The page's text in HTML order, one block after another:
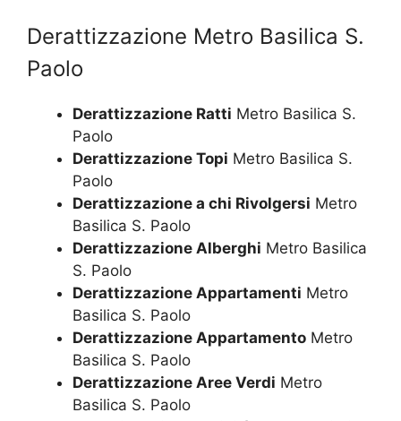
Derattizzazione Metro Basilica S.
Paolo
Derattizzazione Ratti Metro Basilica S.
Paolo
Derattizzazione Topi Metro Basilica S.
Paolo
Derattizzazione a chi Rivolgersi Metro
Basilica S. Paolo
Derattizzazione Alberghi Metro Basilica
S. Paolo
Derattizzazione Appartamenti Metro
Basilica S. Paolo
Derattizzazione Appartamento Metro
Basilica S. Paolo
Derattizzazione Aree Verdi Metro
Basilica S. Paolo